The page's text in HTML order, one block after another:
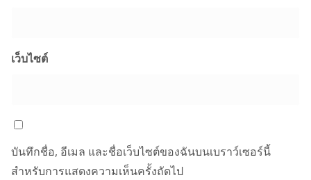
เว็บไซต์
บันทึกชื่อ, อีเมล และชื่อเว็บไซต์ของฉันบนเบราว์เซอร์นี้
สำหรับการแสดงความเห็นครั้งถัดไป